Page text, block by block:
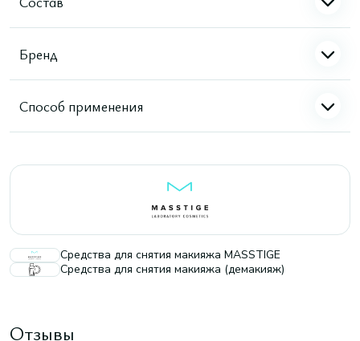
Бренд
Способ применения
Средства для снятия макияжа MASSTIGE
Средства для снятия макияжа (демакияж)
Отзывы